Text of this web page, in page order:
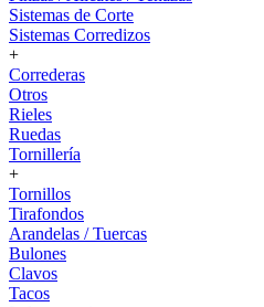
Sistemas de Corte
Sistemas Corredizos
+
Correderas
Otros
Rieles
Ruedas
Tornillería
+
Tornillos
Tirafondos
Arandelas / Tuercas
Bulones
Clavos
Tacos